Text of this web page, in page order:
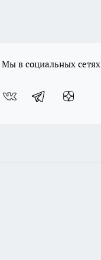
Мы в социальных сетях